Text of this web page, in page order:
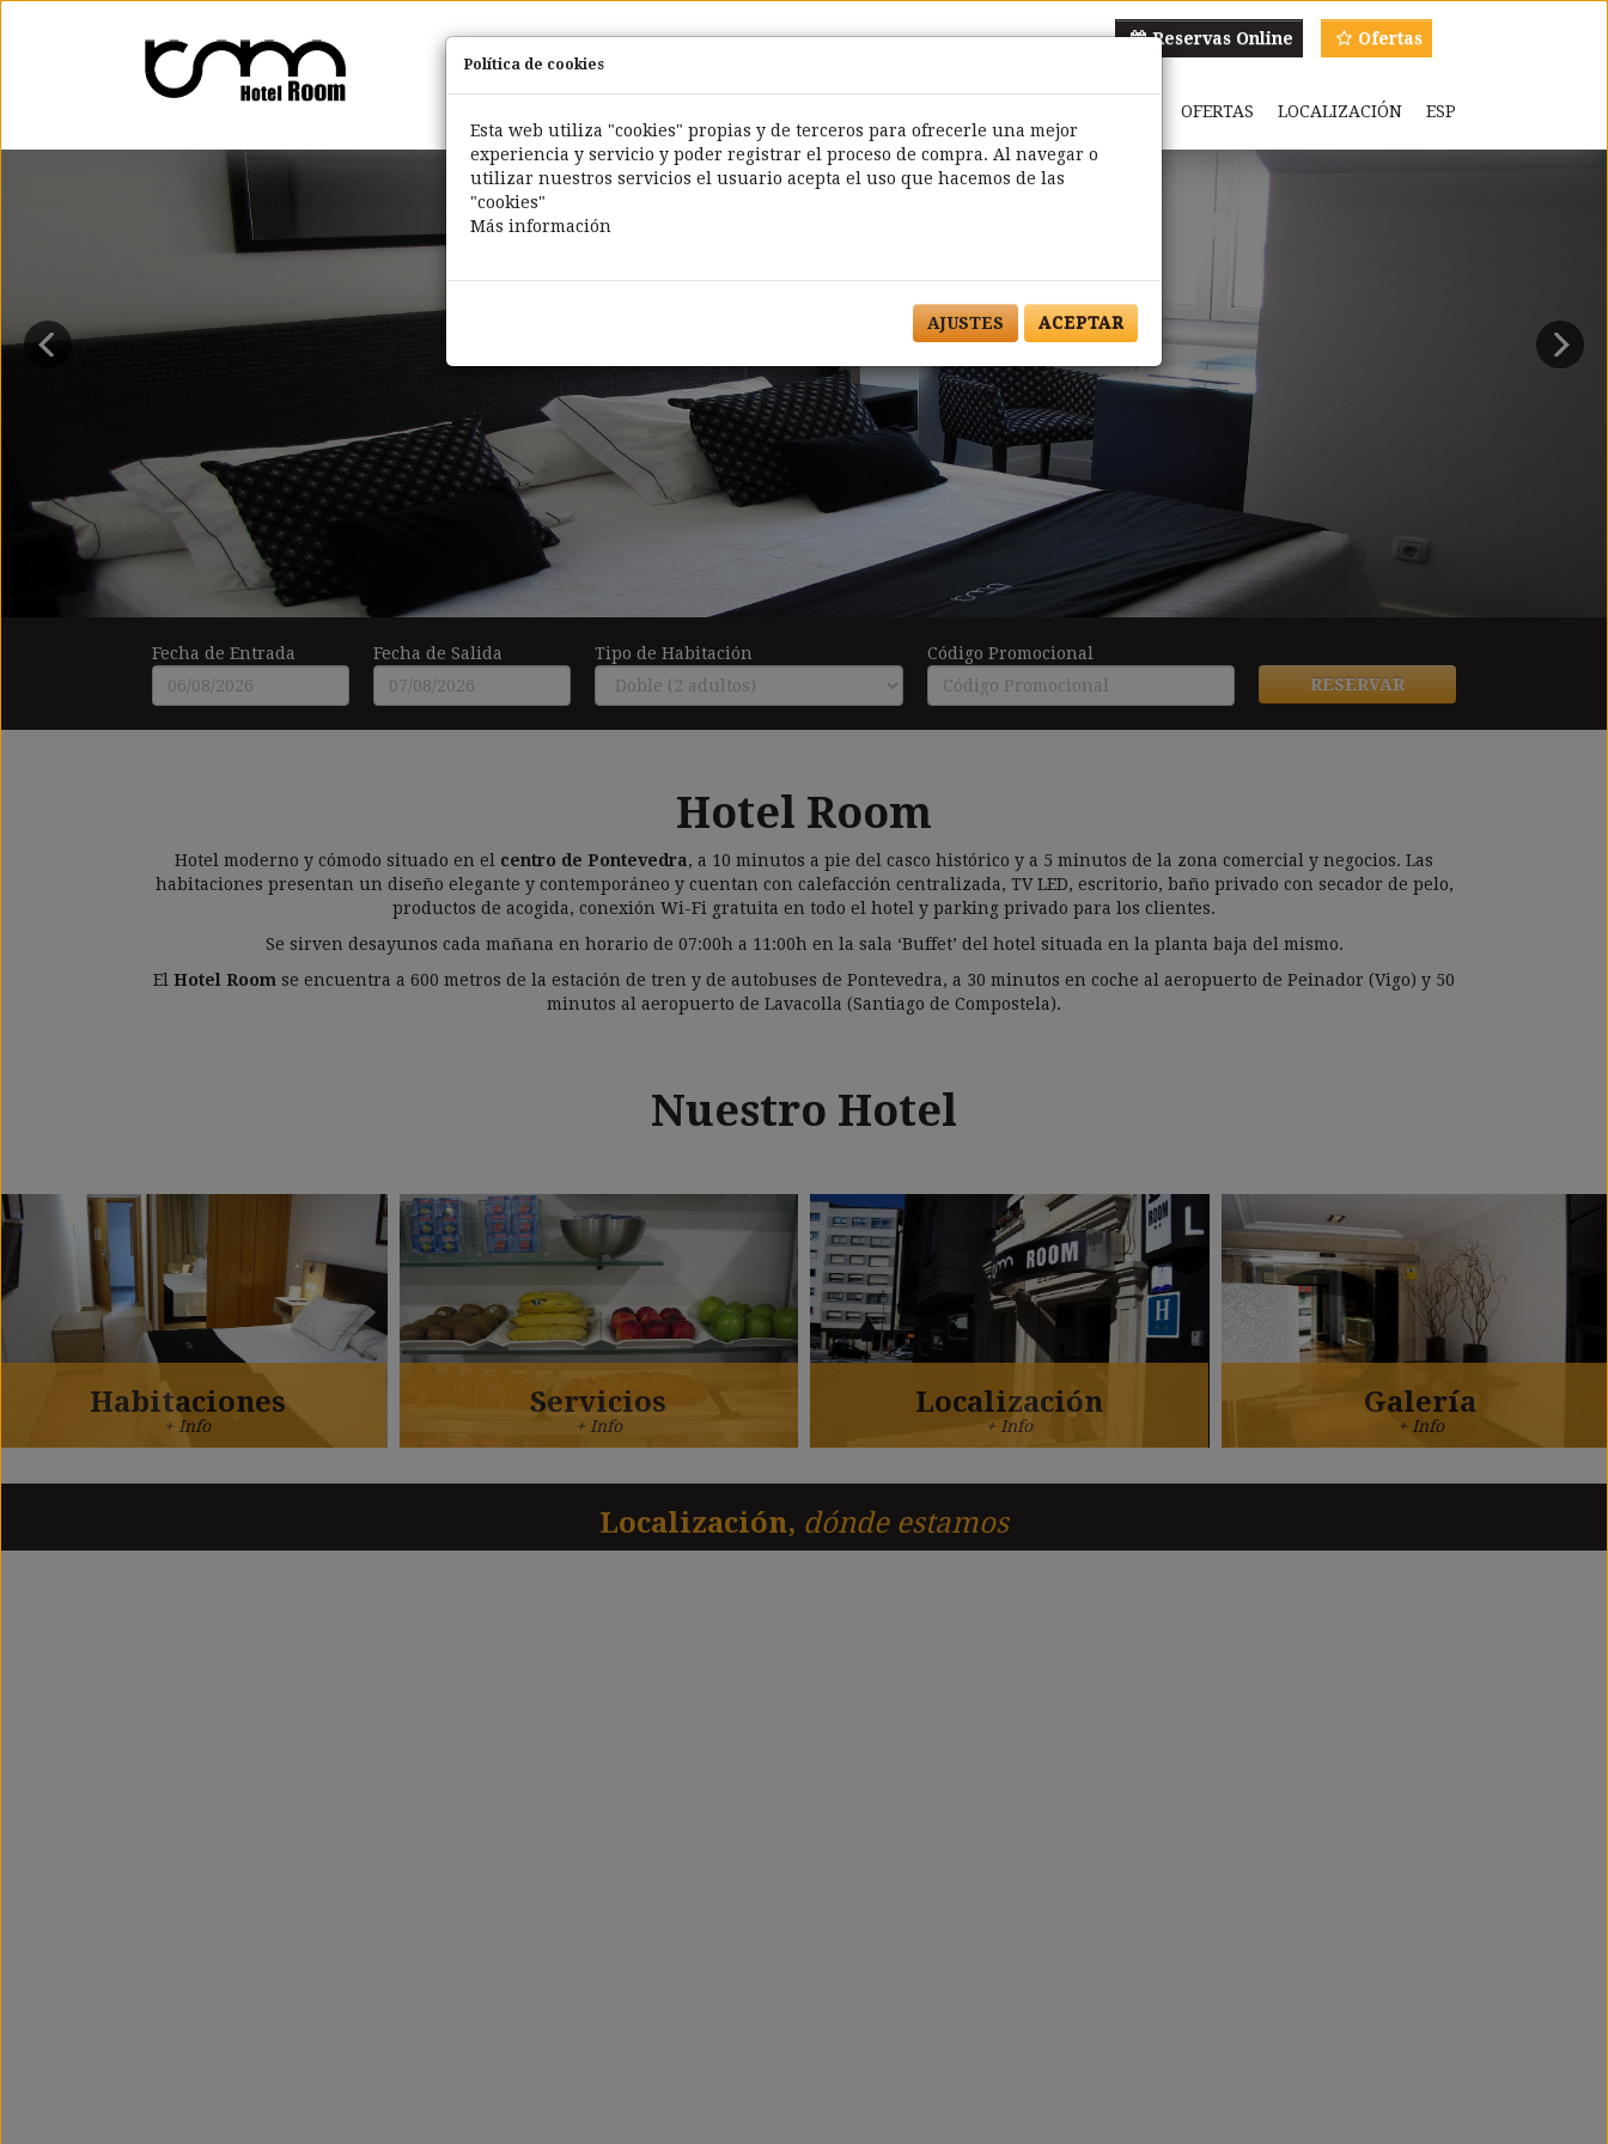
Reservas Online Ofertas
OFERTAS LOCALIZACIÓN ESP
Fecha de Entrada Fecha de Salida Tipo de Habitación
Código Promocional
RESERVAR
Hotel Room
Hotel moderno y cómodo situado en el centro de Pontevedra, a 10 minutos a pie del casco histórico y a 5 minutos de la zona comercial y negocios. Las
habitaciones presentan un diseño elegante y contemporáneo y cuentan con calefacción centralizada, TV LED, escritorio, baño privado con secador de pelo,
productos de acogida, conexión Wi-Fi gratuita en todo el hotel y parking privado para los clientes.
Se sirven desayunos cada mañana en horario de 07:00h a 11:00h en la sala ‘Buffet’ del hotel situada en la planta baja del mismo.
El Hotel Room se encuentra a 600 metros de la estación de tren y de autobuses de Pontevedra, a 30 minutos en coche al aeropuerto de Peinador (Vigo) y 50
minutos al aeropuerto de Lavacolla (Santiago de Compostela).
Nuestro Hotel
Habitaciones
+ Info
Servicios
+ Info
Localización
+ Info
Galería
+ Info
Localización, dónde estamos
Política de cookies
Esta web utiliza "cookies" propias y de terceros para ofrecerle una mejor
experiencia y servicio y poder registrar el proceso de compra. Al navegar o
utilizar nuestros servicios el usuario acepta el uso que hacemos de las
"cookies"
Más información
AJUSTES ACEPTAR